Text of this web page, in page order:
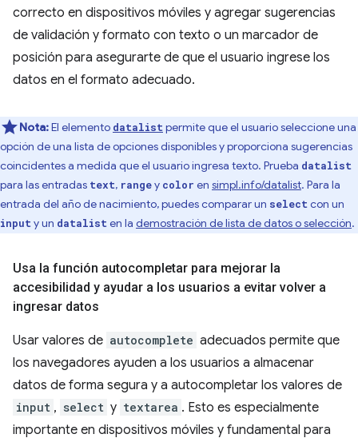
correcto en dispositivos móviles y agregar sugerencias
de validación y formato con texto o un marcador de
posición para asegurarte de que el usuario ingrese los
datos en el formato adecuado.
Nota:El elemento datalistpermite que el usuario seleccione una
opción de una lista de opciones disponibles y proporciona sugerencias
coincidentes a medida que el usuario ingresa texto. Prueba datalist
para las entradas text, rangey color en simpl.info/datalist. Para la
entrada del año de nacimiento, puedes comparar un selectcon un
inputy un datalisten la demostración de lista de datos o selección.
Usa la función autocompletar para mejorar la
accesibilidad y ayudar a los usuarios a evitar volver a
ingresar datos
Usar valores de autocomplete adecuados permite que
los navegadores ayuden a los usuarios a almacenar
datos de forma segura y a autocompletar los valores de
input , select y textarea . Esto es especialmente
importante en dispositivos móviles y fundamental para